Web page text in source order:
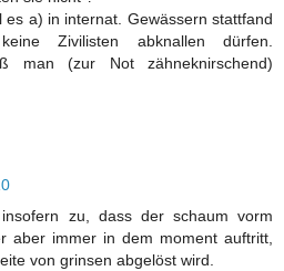
es a) in internat. Gewässern stattfand
Zivilisten abknallen dürfen.
man (zur Not zähneknirschend)
zu, dass der schaum vorm
aber immer in dem moment auftritt,
von grinsen abgelöst wird.